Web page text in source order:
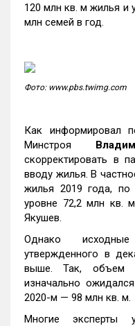
120 млн кв. м жилья и
млн семей в год.
Фото: www.pbs.twimg.com
Как информировал
Минстроя
скорректировать в
вводу жилья. В
жилья 2019 года,
уровне 72,2 млн кв.
Якушев.
Однако исходные
утвержденного в
выше. Так, объем
изначально
2020-м — 98 млн кв. м.
Многие эксперты